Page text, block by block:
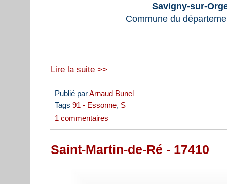
Savigny-sur-
Commune du
Lire la suite >>
Publié parArnaud Bunel
Tags 91 - Essonne, S
1 commentaires
Saint-Martin-de-Ré - 17410